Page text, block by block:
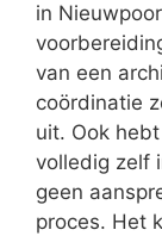
in
van een
coördinatie
uit. Ook
volledig zelf
geen
proces. Het